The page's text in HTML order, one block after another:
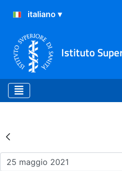
Istituto
Risultati della